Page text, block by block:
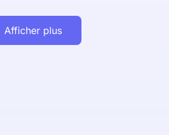
Afficher plus